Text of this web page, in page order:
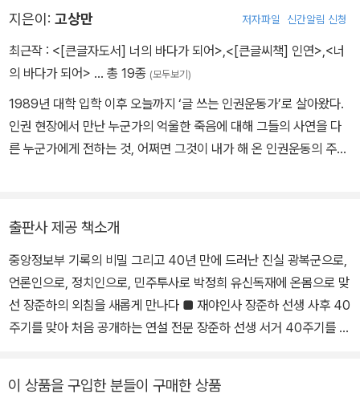
지은이: 고상만 저자파일 신간알림 신청
최근작 : <[큰글자도서] 너의 바다가 되어> <[큰글씨책] 인연> <너
의 바다가 되어> … 총 19종 (모두보기)
1989년 대학 입학 이후 오늘까지 ‘글 쓰는 인권운동가’로 살아왔다.
인권 현장에서 만난 누군가의 억울한 죽음에 대해 그들의 사연을 다
른 누군가에게 전하는 것, 어쩌면 그것이 내가 해 온 인권운동의 주요
년 현재는 ‘대통령소속 군사망사고 진상규명위원회’에서 사무국장으
로 일하며 군 복무 중 사망했으나 국가가 그 책임을 다하지 못한 이들
의 명예회복을 위한 일에 참여하고 있다. 지은 책으로는 2003년 젊
은 인권운동가가 쓴 인권현장 이야기 『니가 뭔데』를 시작으로 『그날
공동경비구역에서는 무슨 일이 있었나』, 『장준하, 묻지 못한 진실』,
출판사 제공 책소개
중앙정보부 기록의 비밀 그리고 40년 만에 드러난 진실 광복군으로,
언론인으로, 정치인으로, 민주투사로 박정희 유신독재에 온몸으로 맞
선 장준하의 외침을 새롭게 만나다 ■ 재야인사 장준하 선생 사후 40
주기를 맞아 처음 공개하는 연설 전문 장준하 선생 서거 40주기를 맞
정)가 기록한 ‘장준하 동향 보고’이다. 중정이 기록한 ‘장준하’는 어떤
이 상품을 구입한 분들이 구매한 상품